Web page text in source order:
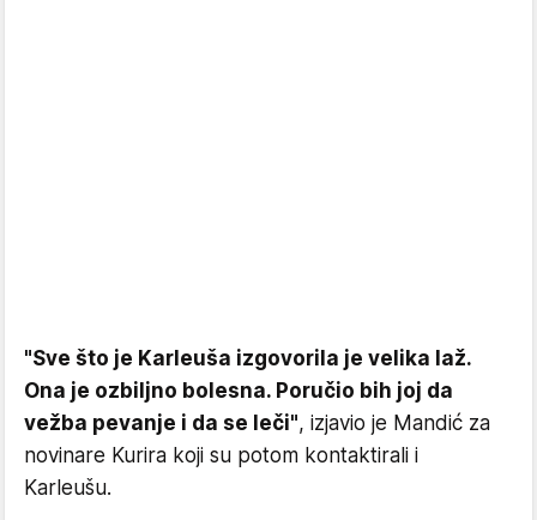
"Sve što je Karleuša izgovorila je velika laž.
Ona je ozbiljno bolesna. Poručio bih joj da
vežba pevanje i da se leči", izjavio je Mandić za
novinare Kurira koji su potom kontaktirali i
Karleušu.